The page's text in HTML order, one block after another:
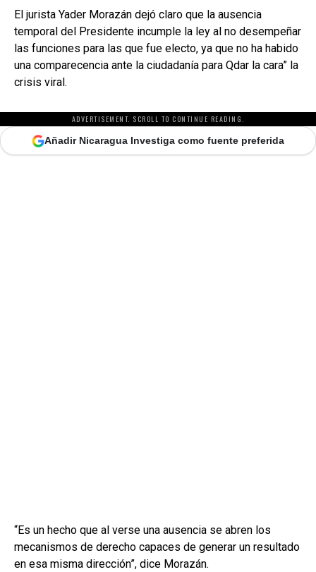
El jurista Yader Morazán dejó claro que la ausencia
temporal del Presidente incumple la ley al no desempeñar
las funciones para las que fue electo, ya que no ha habido
una comparecencia ante la ciudadanía para Qdar la cara” la
crisis viral.
ADVERTISEMENT. SCROLL TO CONTINUE READING.
Añadir Nicaragua Investiga como fuente preferida
“Es un hecho que al verse una ausencia se abren los
mecanismos de derecho capaces de generar un resultado
en esa misma dirección”, dice Morazán.